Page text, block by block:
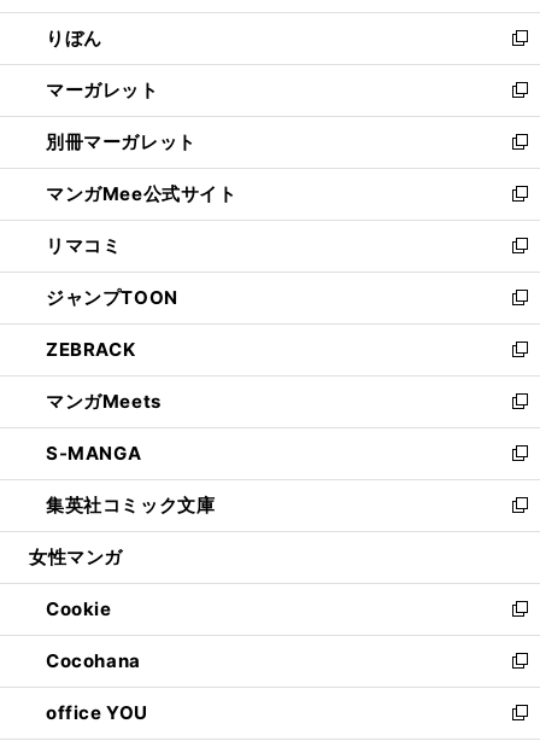
開
く
ウ
で
開
く
ン
ド
ウ
で
開
く
ウ
ィ
ン
ド
ウ
で
開
く
りぼん
新
し
い
ウ
ィ
ン
ド
ウ
で
開
く
マーガレット
新
し
い
ウ
ィ
ン
ド
ウ
で
開
く
別冊マーガレット
新
し
い
ウ
ィ
ン
ド
ウ
で
開
く
マンガMee公式サイト
新
し
い
ウ
ィ
ン
ド
ウ
で
開
く
リマコミ
新
し
い
ウ
ィ
ン
ド
ウ
で
開
く
ジャンプTOON
新
し
い
ウ
ィ
ン
ド
ウ
で
開
ZEBRACK
新
し
い
ウ
ィ
ン
ド
ウ
開
く
マンガMeets
新
し
い
ウ
ィ
ン
ウ
で
開
く
S-MANGA
新
し
い
ウ
ン
ド
ウ
で
開
く
集英社コミック文庫
新
し
ウ
ィ
ン
ド
ウ
で
開
女性マンガ
Cookie
新
し
い
ウ
ィ
ン
Cocohana
新
し
い
ウ
office YOU
新